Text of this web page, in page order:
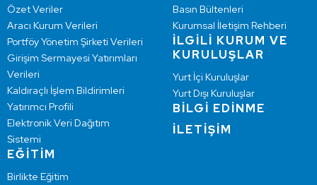
Özet Veriler
Aracı Kurum Verileri
Portföy Yönetim Şirketi Verileri
Girişim Sermayesi Yatırımları
Verileri
Kaldıraçlı İşlem Bildirimleri
Yatırımcı Profili
Elektronik Veri Dağıtım
Sistemi
EĞİTİM
Birlikte Eğitim
Basın Bültenleri
Kurumsal İletişim Rehberi
İLGİLİ KURUM VE
KURULUŞLAR
Yurt İçi Kuruluşlar
Yurt Dışı Kuruluşlar
BİLGİ EDİNME
İLETİŞİM